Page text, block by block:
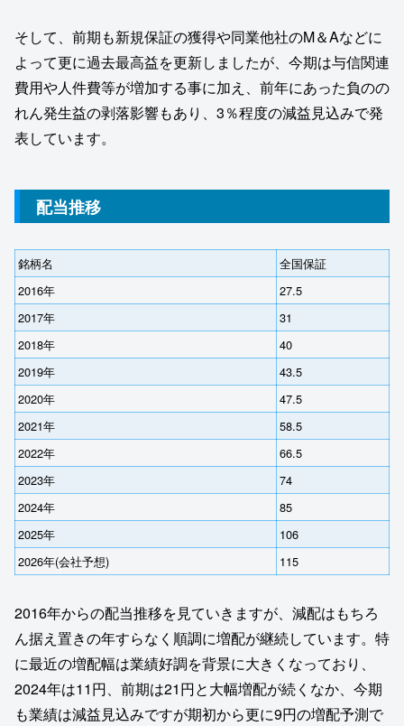
そして、前期も新規保証の獲得や同業他社のM＆Aなどに
よって更に過去最高益を更新しましたが、今期は与信関連
費用や人件費等が増加する事に加え、前年にあった負のの
れん発生益の剥落影響もあり、3％程度の減益見込みで発
表しています。
配当推移
銘柄名
全国保証
2016年
27.5
2017年
31
2018年
40
2019年
43.5
2020年
47.5
2021年
58.5
2022年
66.5
2023年
74
2024年
85
2025年
106
2026年(会社予想)
115
2016年からの配当推移を見ていきますが、減配はもちろ
ん据え置きの年すらなく順調に増配が継続しています。特
に最近の増配幅は業績好調を背景に大きくなっており、
2024年は11円、前期は21円と大幅増配が続くなか、今期
も業績は減益見込みですが期初から更に9円の増配予測で